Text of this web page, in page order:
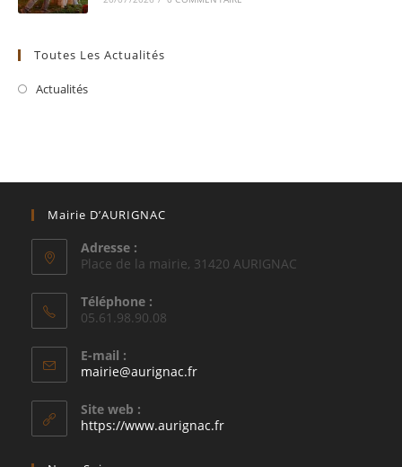
Toutes Les Actualités
Actualités
Mairie D’AURIGNAC
Adresse :
Place de la mairie, 31420 AURIGNAC
Téléphone :
05.61.98.90.08
E-mail :
mairie@aurignac.frS’ouvre
application
Site web :
https://www.aurignac.fr